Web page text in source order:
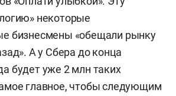
некоторые
бизнесмены «обещали рынку
А у Сбера до конца
будет уже 2 млн таких
главное, чтобы следующим